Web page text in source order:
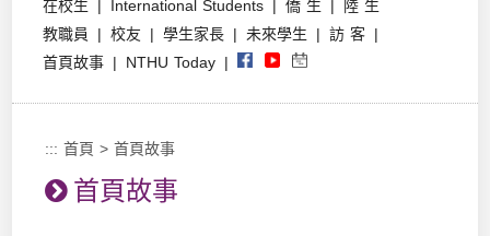
在校生 | International Students | 僑 生 |
陸 生
教職員
| 校友 | 學生家長 | 未來學生 | 訪 客 |
首頁故事 | NTHU Today |
::: 首頁 >首頁故事
首頁故事